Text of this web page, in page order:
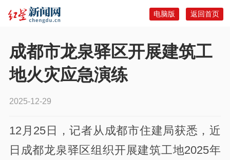
返回首页
电脑版
成都市龙泉驿区开展建筑工
地火灾应急演练
2025-12-29
12月25日，记者从成都市住建局获悉，近
日成都龙泉驿区组织开展建筑工地2025年